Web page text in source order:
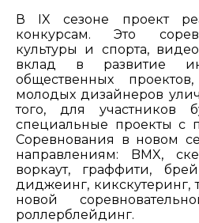
В IX сезоне проект
конкурсам. Это
культуры и спорта,
вклад в развитие
общественных
молодых дизайнеров
того, для участников
специальные проекты с
Соревнования в новом
направлениям: BMX,
воркаут, граффити,
диджеинг,
новой
роллерблейдинг.